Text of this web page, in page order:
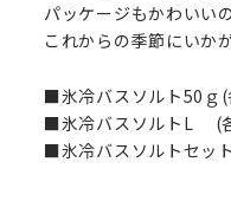
パッケージもかわいい
これからの季節にいか
■氷冷バスソルト50
■氷冷バスソルトL
■氷冷バスソルト